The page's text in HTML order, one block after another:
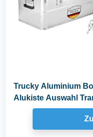
Trucky Aluminium
Alukiste Auswahl